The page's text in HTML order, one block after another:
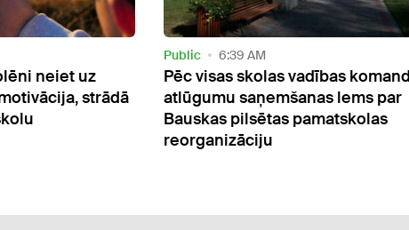
komandas
lems par
Public 7:15 PM
Eksāmena darbos atklāj svešu
rokrakstu: par pārkāpumiem
matemātikas pārbaudījumā sodīta
Jelgavas skolas direktore